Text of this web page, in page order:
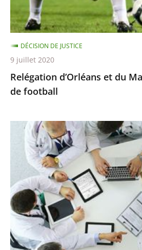
de
football
Relégation d’Orléans et du
de football
DÉCISION DE JUSTICE
9 juillet 2020
Plateforme
Health
Data
-
Décision
en
référé
du